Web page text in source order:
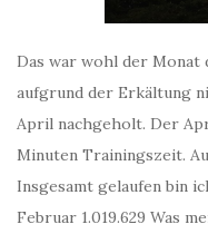
Das war wohl der Monat
aufgrund der Erkältung
April nachgeholt. Der
Minuten Trainingszeit.
Insgesamt gelaufen bin
Februar 1.019.629 Was